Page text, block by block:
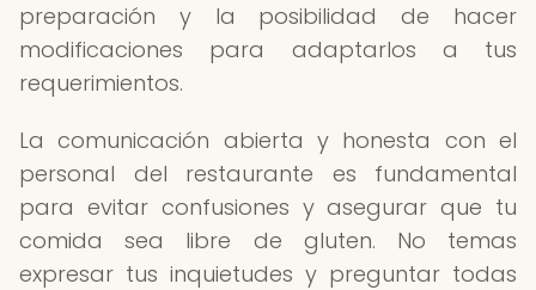
preparación y la posibilidad de hacer
modificaciones para adaptarlos a tus
requerimientos.
La comunicación abierta y honesta con el
personal del restaurante es fundamental
para evitar confusiones y asegurar que tu
comida sea libre de gluten. No temas
expresar tus inquietudes y preguntar todas